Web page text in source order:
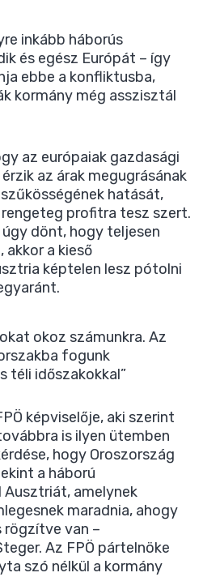
inkább háborús
és egész Európát – így
ebbe a konfliktusba,
kormány még asszisztál
az európaiak gazdasági
az árak megugrásának
hatását,
profitra tesz szert.
dönt, hogy teljesen
a kieső
képtelen lesz pótolni
okoz számunkra. Az
fogunk
téli időszakokkal”
képviselője, aki szerint
is ilyen ütemben
hogy Oroszország
a háború
Ausztriát, amelynek
maradnia, ahogy
rögzítve van –
Az FPÖ pártelnöke
szó nélkül a kormány